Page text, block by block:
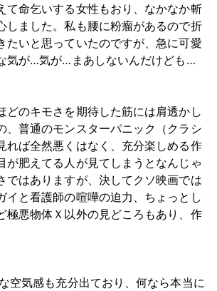
て命乞いする女性もおり、なかなか斬
しました。私も腰に粉瘤があるので折
たいと思っていたのですが、急に可愛
気が…気が…まあしないんだけども…
どのキモさを期待した筋には肩透かし
、普通のモンスターパニック（クラシ
れば全然悪くはなく、充分楽しめる作
が肥えてる人が見てしまうとなんじゃ
ではありますが、決してクソ映画では
イと看護師の喧嘩の迫力、ちょっとし
極悪物体Ｘ以外の見どころもあり、作
空気感も充分出ており、何なら本当に